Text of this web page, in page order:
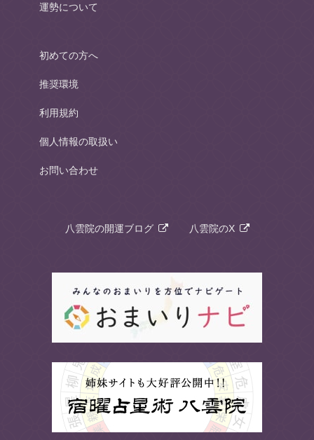
運勢について
初めての方へ
推奨環境
利用規約
個人情報の取扱い
お問い合わせ
八雲院の開運ブログ 八雲院のX